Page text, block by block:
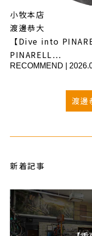
小牧本店
渡邊恭大
【Dive into
PINARELL…
RECOMMEND
渡邊
新着記事